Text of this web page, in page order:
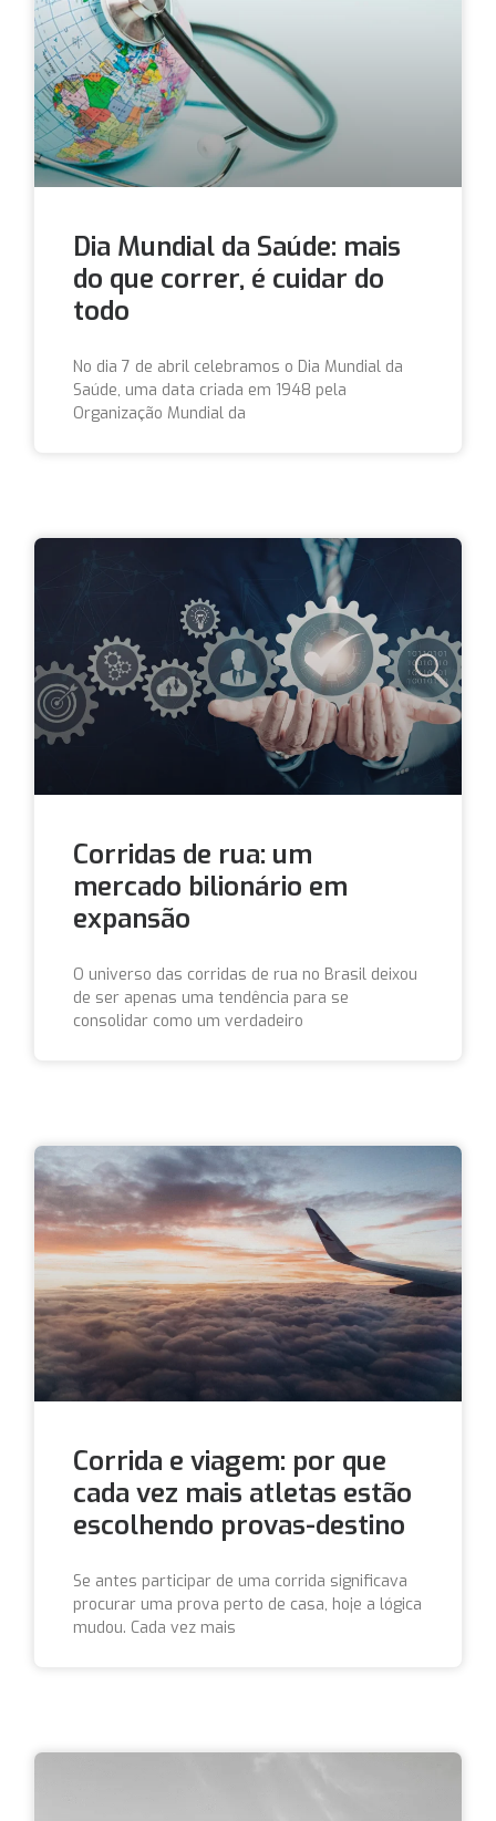
Dia Mundial da Saúde: mais
do que correr, é cuidar do
todo
No dia 7 de abril celebramos o Dia Mundial da
Saúde, uma data criada em 1948 pela
Organização Mundial da
Corridas de rua: um
mercado bilionário em
expansão
O universo das corridas de rua no Brasil deixou
de ser apenas uma tendência para se
consolidar como um verdadeiro
Corrida e viagem: por que
cada vez mais atletas estão
escolhendo provas-destino
Se antes participar de uma corrida significava
procurar uma prova perto de casa, hoje a lógica
mudou. Cada vez mais